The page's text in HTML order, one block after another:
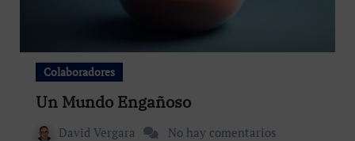
Colaboradores
Un Mundo Engañoso
David Vergara No hay comentarios